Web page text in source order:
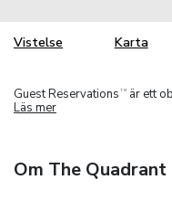
Vistelse Karta
Guest Reservations TM
är ett
Läs mer
Om The